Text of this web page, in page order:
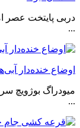
دربی پایتخت عصر
...
اوضاع خنده‌دار
میودراگ بوژویچ
...